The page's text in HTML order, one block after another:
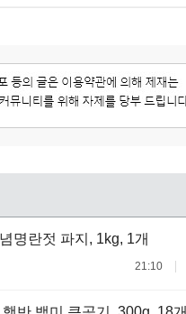
명란젓 파지, 1kg, 1개
21:10